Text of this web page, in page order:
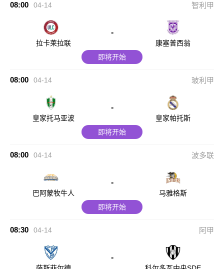
08:00 04-14 智利甲
拉卡莱拉联
-
康塞普西翁
即将开始
08:00 04-14 玻利甲
皇家托马亚波
-
皇家帕托斯
即将开始
08:00 04-14 波多联
巴阿蒙牧牛人
-
马雅格斯
即将开始
08:30 04-14 阿甲
-